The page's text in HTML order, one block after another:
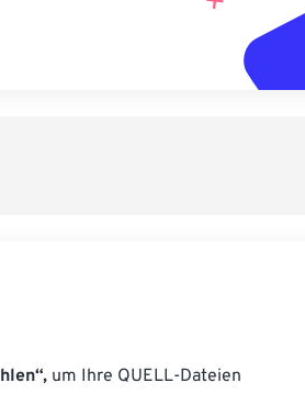
um Ihre QUELL-Dateien